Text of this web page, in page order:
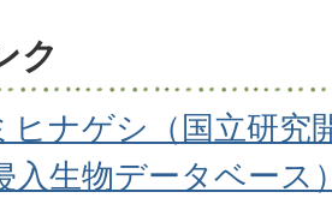
ク
ヒナゲシ（国立研究
入生物データベース